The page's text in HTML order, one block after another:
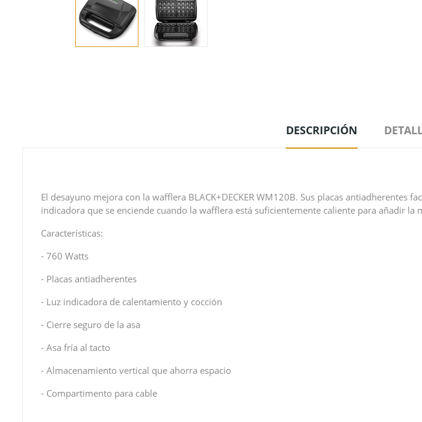
DESCRIPCIÓN
El desayuno mejora con la wafflera BLACK+DECKER WM120B. Sus placas
indicadora que se enciende cuando la wafflera está suficientemente caliente para añadir
Características:
- 760 Watts
- Placas antiadherentes
- Luz indicadora de calentamiento y cocción
- Cierre seguro de la asa
- Asa fría al tacto
- Almacenamiento vertical que ahorra espacio
- Compartimento para cable